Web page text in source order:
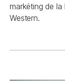
markéting de
Western.